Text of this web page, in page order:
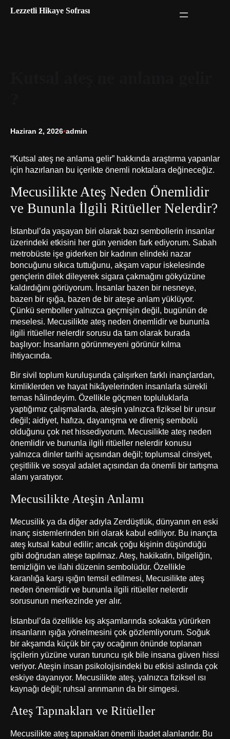
Lezzetli Hikaye Sofrası
Haziran 2, 2026•admin
“Kutsal ateş ne anlama gelir” hakkında araştırma yapanlar
için hazırlanan bu içerikte önemli noktalara değineceğiz.
Mecusilikte Ateş Neden Önemlidir
ve Bununla İlgili Ritüeller Nelerdir?
İstanbul’da yaşayan biri olarak bazı sembollerin insanlar
üzerindeki etkisini her gün yeniden fark ediyorum. Sabah
metrobüste işe giderken bir kadının elindeki nazar
boncuğunu sıkıca tuttuğunu, akşam vapur iskelesinde
gençlerin dilek dileyerek sigara çakmağını gökyüzüne
kaldırdığını görüyorum. İnsanlar bazen bir nesneye,
bazen bir ışığa, bazen de bir ateşe anlam yüklüyor.
Çünkü semboller yalnızca geçmişin değil, bugünün de
meselesi. Mecusilikte ateş neden önemlidir ve bununla
ilgili ritüeller nelerdir sorusu da tam olarak burada
başlıyor: İnsanların görünmeyeni görünür kılma
ihtiyacında.
Bir sivil toplum kuruluşunda çalışırken farklı inançlardan,
kimliklerden ve hayat hikâyelerinden insanlarla sürekli
temas hâlindeyim. Özellikle göçmen topluluklarla
yaptığımız çalışmalarda, ateşin yalnızca fiziksel bir unsur
değil; aidiyet, hafıza, dayanışma ve direniş sembolü
olduğunu çok net hissediyorum. Mecusilikte ateş neden
önemlidir ve bununla ilgili ritüeller nelerdir konusu
yalnızca dinler tarihi açısından değil; toplumsal cinsiyet,
çeşitlilik ve sosyal adalet açısından da önemli bir tartışma
alanı yaratıyor.
Mecusilikte Ateşin Anlamı
Mecusilik ya da diğer adıyla Zerdüştlük, dünyanın en eski
inanç sistemlerinden biri olarak kabul ediliyor. Bu inançta
ateş kutsal kabul edilir; ancak çoğu kişinin düşündüğü
gibi doğrudan ateşe tapılmaz. Ateş, hakikatin, bilgeliğin,
temizliğin ve ilahi düzenin sembolüdür. Özellikle
karanlığa karşı ışığın temsil edilmesi, Mecusilikte ateş
neden önemlidir ve bununla ilgili ritüeller nelerdir
sorusunun merkezinde yer alır.
İstanbul’da özellikle kış akşamlarında sokakta yürürken
insanların ışığa yönelmesini çok gözlemliyorum. Soğuk
bir akşamda küçük bir çay ocağının önünde toplanan
işçilerin yüzüne vuran turuncu ışık bile insana güven hissi
veriyor. Ateşin insan psikolojisindeki bu etkisi aslında çok
eskiye dayanıyor. Mecusilikte ateş, yalnızca fiziksel ısı
kaynağı değil; ruhsal arınmanın da bir simgesi.
Ateş Tapınakları ve Ritüeller
Mecusilikte ateş tapınakları önemli ibadet alanlarıdır. Bu